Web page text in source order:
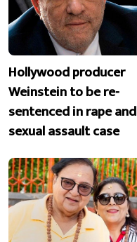
Hollywood producer
Weinstein to be re-
sentenced in rape and
sexual assault case